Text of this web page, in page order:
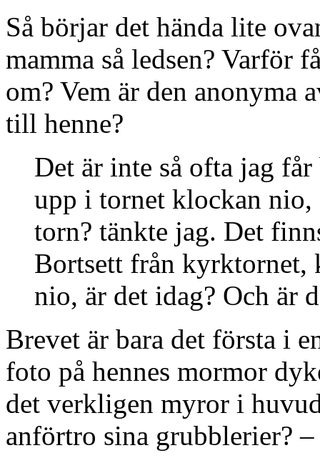
Så börjar det hända lite
mamma så ledsen? Varför
om? Vem är den anonyma
till henne?
Det är inte så ofta jag
upp i tornet klockan
torn? tänkte jag. Det
Bortsett från kyrktornet,
nio, är det idag? Och är
Brevet är bara det första i
foto på hennes mormor
det verkligen myror i
anförtro sina grubblerier?